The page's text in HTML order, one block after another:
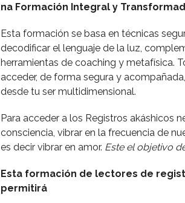
na Formación Integral y
Esta formación se basa en técnicas
decodificar el lenguaje de la luz,
herramientas de coaching y metafísica.
acceder, de forma segura y
desde tu ser multidimensional.
Para acceder a los Registros akáshicos
consciencia, vibrar en la frecuencia de
es decir vibrar en amor. Este el objetivo
Esta formación de lectores de
permitirá